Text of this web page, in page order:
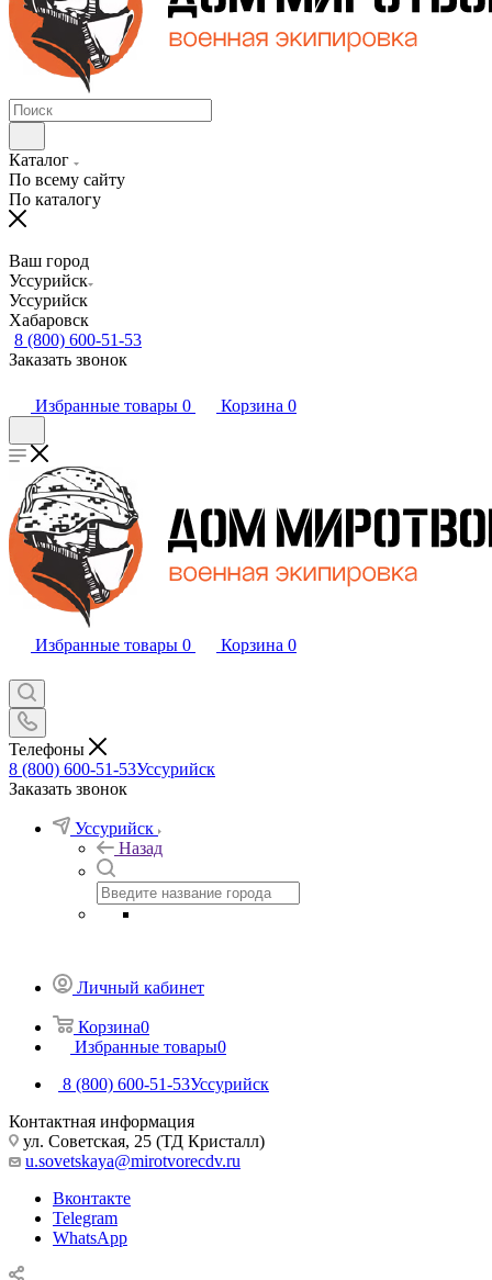
Каталог
По всему сайту
По каталогу
Ваш город
Уссурийск
Уссурийск
Хабаровск
8 (800) 600-51-53
Заказать звонок
Избранные товары 0 Корзина 0
Избранные товары 0 Корзина 0
Телефоны
8 (800) 600-51-53Уссурийск
Заказать звонок
Уссурийск
Назад
Личный кабинет
Корзина0
Избранные товары0
8 (800) 600-51-53Уссурийск
Контактная информация
ул. Советская, 25 (ТД Кристалл)
u.sovetskaya@mirotvorecdv.ru
Вконтакте
Telegram
WhatsApp